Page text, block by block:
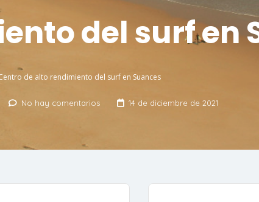
del surf en
de alto rendimiento del surf en Suances
No hay comentarios 14 de diciembre de 2021